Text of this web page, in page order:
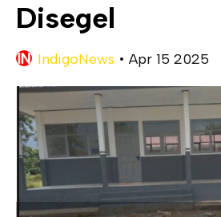
Disegel
IndigoNews • Apr 15 2025